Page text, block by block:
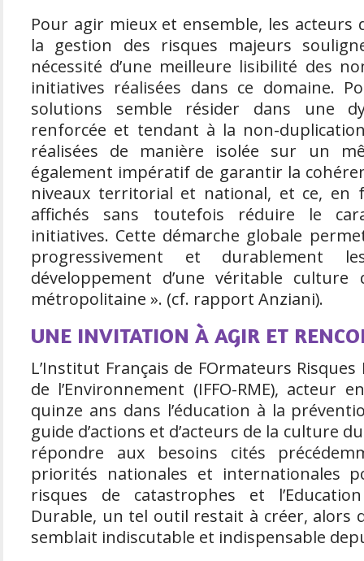
Pour agir mieux et ensemble, les acteurs
la gestion des risques majeurs
nécessité d’une meilleure lisibilité des
initiatives réalisées dans ce domaine.
solutions semble résider dans une
renforcée et tendant à la non-
réalisées de manière isolée sur un
également impératif de garantir la
niveaux territorial et national, et ce, en
affichés sans toutefois réduire le
initiatives. Cette démarche globale
progressivement et durablement
développement d’une véritable
métropolitaine ». (cf. rapport Anziani).
UNE INVITATION À AGIR ET
L’Institut Français de FOrmateurs
de l’Environnement (IFFO-RME), acteur
quinze ans dans l’éducation à la
guide d’actions et d’acteurs de la culture
répondre aux besoins cités
priorités nationales et internationales
risques de catastrophes et
Durable, un tel outil restait à créer, alors
semblait indiscutable et indispensable